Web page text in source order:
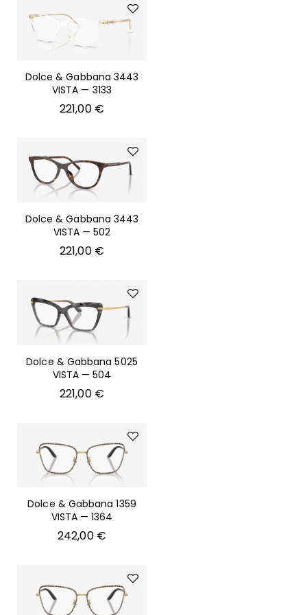
Dolce & Gabbana 3443
VISTA — 3133
221,00 €
Dolce & Gabbana 3443
VISTA — 502
221,00 €
Dolce & Gabbana 5025
VISTA — 504
221,00 €
Dolce & Gabbana 1359
VISTA — 1364
242,00 €